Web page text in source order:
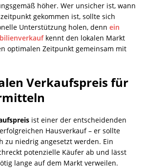
höher. Wer unsicher ist, wann
gekommen ist, sollte sich
Unterstützung holen, denn ein
kennt den lokalen Markt
optimalen Zeitpunkt gemeinsam mit
Verkaufspreis für
ist einer der entscheidenden
Hausverkauf – er sollte
zu niedrig angesetzt werden. Ein
potenzielle Käufer ab und lässt
lange auf dem Markt verweilen.